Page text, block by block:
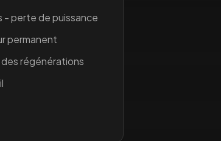
- perte de puissance
permanent
régénérations